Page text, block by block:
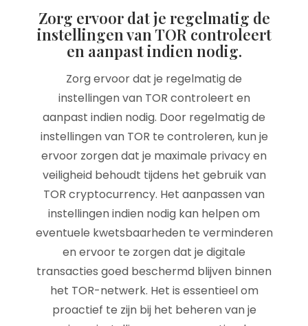
Zorg ervoor dat je regelmatig de
instellingen van TOR controleert
en aanpast indien nodig.
Zorg ervoor dat je regelmatig de
instellingen van TOR controleert en
aanpast indien nodig. Door regelmatig de
instellingen van TOR te controleren, kun je
ervoor zorgen dat je maximale privacy en
veiligheid behoudt tijdens het gebruik van
TOR cryptocurrency. Het aanpassen van
instellingen indien nodig kan helpen om
eventuele kwetsbaarheden te verminderen
en ervoor te zorgen dat je digitale
transacties goed beschermd blijven binnen
het TOR-netwerk. Het is essentieel om
proactief te zijn bij het beheren van je